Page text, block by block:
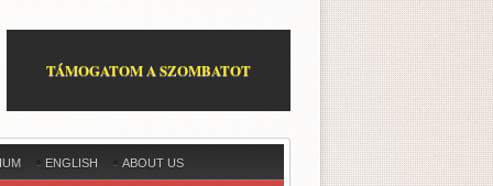
TÁMOGATOM A SZOMBATOT
ENGLISH ABOUT US